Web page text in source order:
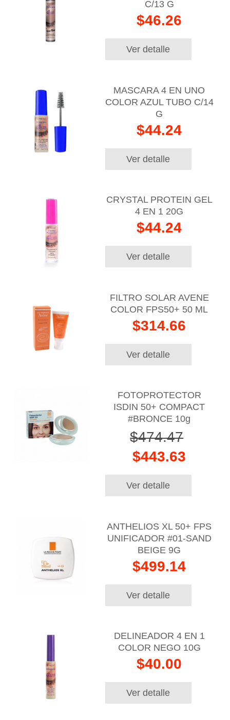
C/13 G
$46.26
Ver detalle
MASCARA 4 EN UNO
COLOR AZUL TUBO C/14
G
$44.24
Ver detalle
CRYSTAL PROTEIN GEL
4 EN 1 20G
$44.24
Ver detalle
FILTRO SOLAR AVENE
COLOR FPS50+ 50 ML
$314.66
Ver detalle
FOTOPROTECTOR
ISDIN 50+ COMPACT
#BRONCE 10g
$474.47
$443.63
Ver detalle
ANTHELIOS XL 50+ FPS
UNIFICADOR #01-SAND
BEIGE 9G
$499.14
Ver detalle
DELINEADOR 4 EN 1
COLOR NEGO 10G
$40.00
Ver detalle